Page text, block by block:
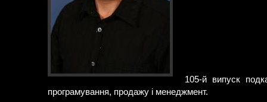
105-й випуск
програмування, продажу і менеджмент.